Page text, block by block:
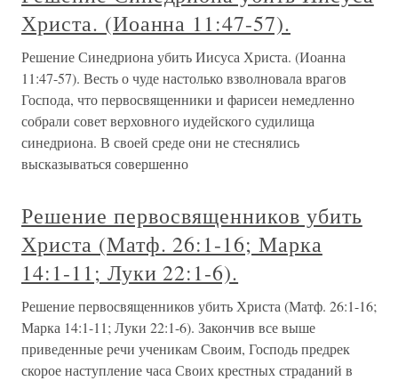
Христа. (Иоанна 11:47-57).
Решение Синедриона убить Иисуса Христа. (Иоанна
11:47-57). Весть о чуде настолько взволновала врагов
Господа, что первосвященники и фарисеи немедленно
собрали совет верховного иудейского судилища
синедриона. В своей среде они не стеснялись
высказываться совершенно
Решение первосвященников убить
Христа (Матф. 26:1-16; Марка
14:1-11; Луки 22:1-6).
Решение первосвященников убить Христа (Матф. 26:1-16;
Марка 14:1-11; Луки 22:1-6). Закончив все выше
приведенные речи ученикам Своим, Господь предрек
скорое наступление часа Своих крестных страданий в